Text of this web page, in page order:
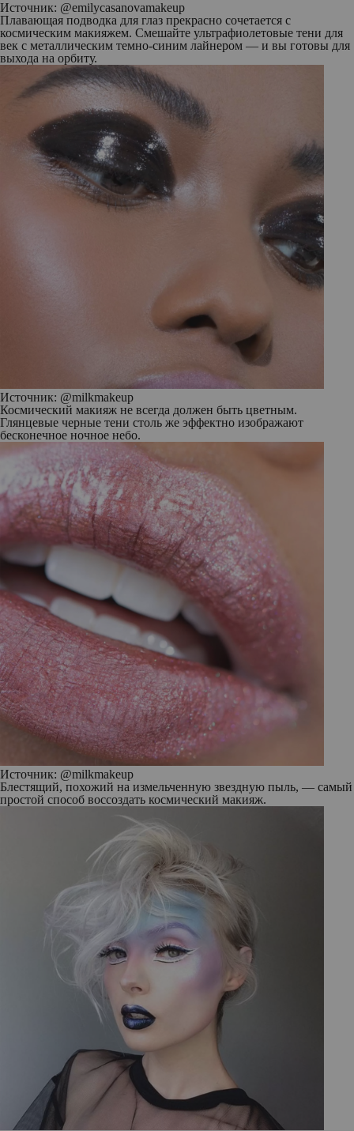
Источник: @emilycasanovamakeup
Плавающая подводка для глаз прекрасно сочетается с
космическим макияжем. Смешайте ультрафиолетовые тени для
век с металлическим темно-синим лайнером — и вы готовы для
выхода на орбиту.
Источник: @milkmakeup
Космический макияж не всегда должен быть цветным.
Глянцевые черные тени столь же эффектно изображают
бесконечное ночное небо.
Источник: @milkmakeup
Блестящий, похожий на измельченную звездную пыль, — самый
простой способ воссоздать космический макияж.